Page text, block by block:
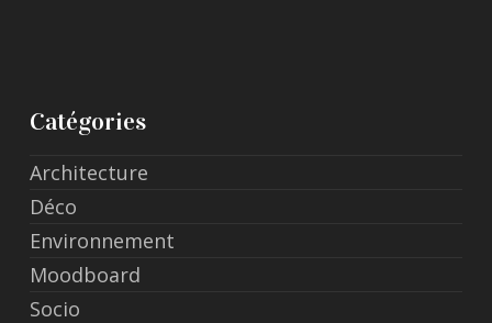
Catégories
Architecture
Déco
Environnement
Moodboard
Socio